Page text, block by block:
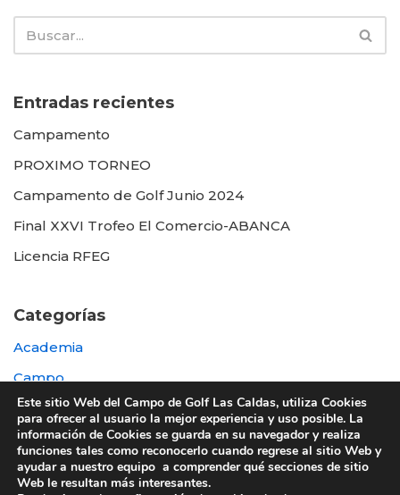
Entradas recientes
Campamento
PROXIMO TORNEO
Campamento de Golf Junio 2024
Final XXVI Trofeo El Comercio-ABANCA
Licencia RFEG
Categorías
Academia
Campo
Destacada
Otras
Este sitio Web del Campo de Golf Las Caldas, utiliza Cookies
para ofrecer al usuario la mejor experiencia y uso posible. La
información de Cookies se guarda en su navegador y realiza
funciones tales como reconocerlo cuando regrese al sitio Web y
ayudar a nuestro equipo a comprender qué secciones de sitio
Web le resultan más interesantes.